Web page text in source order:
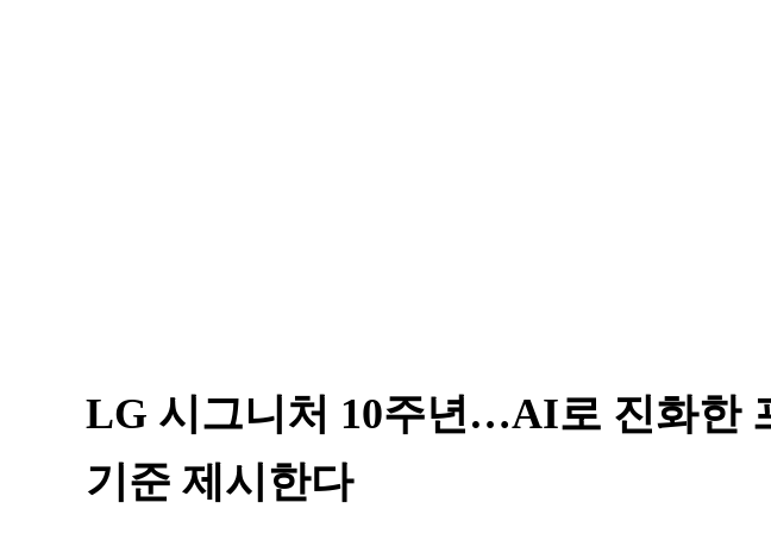
LG 시그니처 10주년…AI로 진화한
기준 제시한다